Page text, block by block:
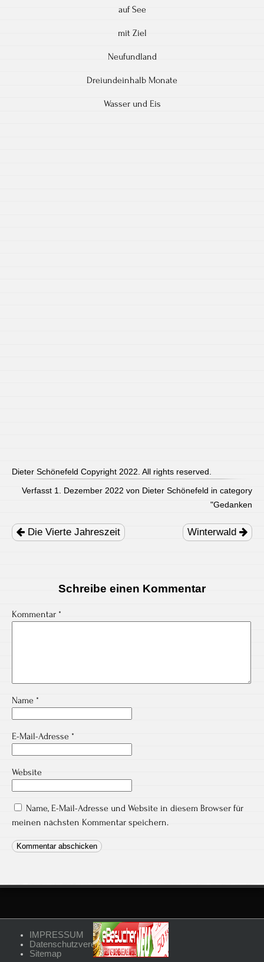
auf See
mit Ziel
Neufundland
Dreiundeinhalb Monate
Wasser und Eis
Dieter Schönefeld Copyright 2022. All rights reserved.
Verfasst 1. Dezember 2022 von Dieter Schönefeld in category
"Gedanken
navigation
Die Vierte Jahreszeit Winterwald
Schreibe einen Kommentar
Kommentar *
Name *
E-Mail-Adresse *
Website
Name, E-Mail-Adresse und Website in diesem Browser für
meinen nächsten Kommentar speichern.
IMPRESSUM
Datenschutzvereinbarungen
Sitemap